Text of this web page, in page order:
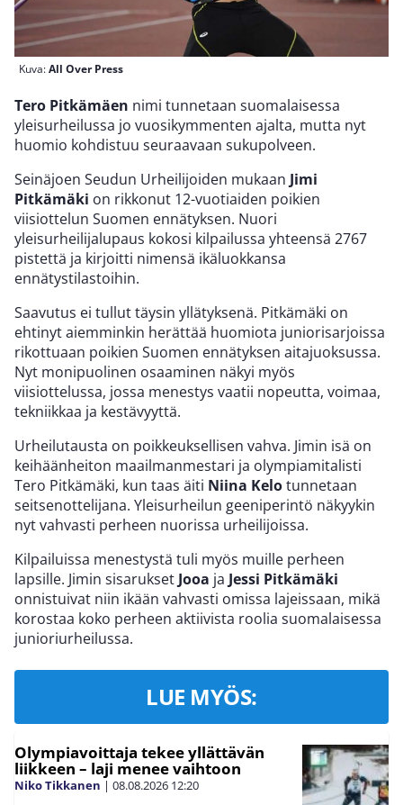
Kuva:All Over Press
Tero Pitkämäen nimi tunnetaan suomalaisessa
yleisurheilussa jo vuosikymmenten ajalta, mutta nyt
huomio kohdistuu seuraavaan sukupolveen.
Seinäjoen Seudun Urheilijoiden mukaan Jimi
Pitkämäki on rikkonut 12-vuotiaiden poikien
viisiottelun Suomen ennätyksen. Nuori
yleisurheilijalupaus kokosi kilpailussa yhteensä 2767
pistettä ja kirjoitti nimensä ikäluokkansa
ennätystilastoihin.
Saavutus ei tullut täysin yllätyksenä. Pitkämäki on
ehtinyt aiemminkin herättää huomiota juniorisarjoissa
rikottuaan poikien Suomen ennätyksen aitajuoksussa.
Nyt monipuolinen osaaminen näkyi myös
viisiottelussa, jossa menestys vaatii nopeutta, voimaa,
tekniikkaa ja kestävyyttä.
Urheilutausta on poikkeuksellisen vahva. Jimin isä on
keihäänheiton maailmanmestari ja olympiamitalisti
Tero Pitkämäki, kun taas äiti Niina Kelotunnetaan
seitsenottelijana. Yleisurheilun geeniperintö näkyykin
nyt vahvasti perheen nuorissa urheilijoissa.
Kilpailuissa menestystä tuli myös muille perheen
lapsille. Jimin sisarukset Jooa ja Jessi Pitkämäki
onnistuivat niin ikään vahvasti omissa lajeissaan, mikä
korostaa koko perheen aktiivista roolia suomalaisessa
junioriurheilussa.
LUE MYÖS:
Olympiavoittaja tekee yllättävän
liikkeen – laji menee vaihtoon
Niko Tikkanen | 08.08.2026 12:20